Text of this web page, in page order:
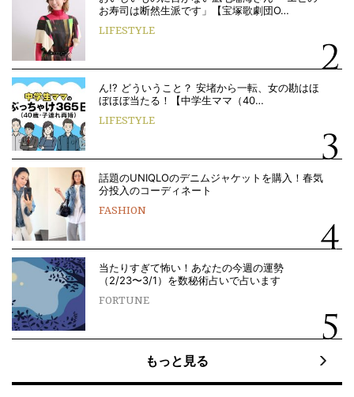
お寿司は断然生派です」【宝塚歌劇団O…
LIFESTYLE
ん!? どういうこと？ 安堵から一転、女の勘はほ
ぼほぼ当たる！【中学生ママ（40…
LIFESTYLE
話題のUNIQLOのデニムジャケットを購入！春気
分投入のコーディネート
FASHION
当たりすぎて怖い！あなたの今週の運勢
（2/23〜3/1）を数秘術占いで占います
FORTUNE
もっと見る